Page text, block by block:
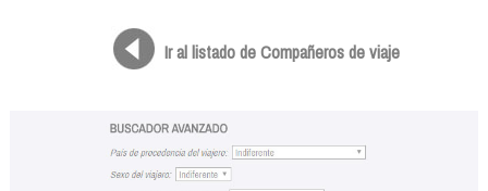
Ir al listado de Compañeros de viaje